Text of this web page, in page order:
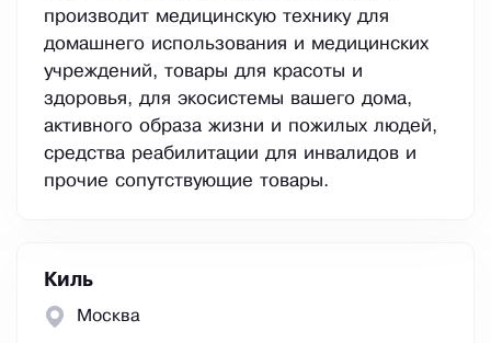
производит медицинскую технику для
домашнего использования и медицинских
учреждений, товары для красоты и
здоровья, для экосистемы вашего дома,
активного образа жизни и пожилых людей,
средства реабилитации для инвалидов и
прочие сопутствующие товары.
Киль
Москва